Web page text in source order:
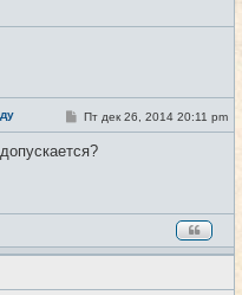
#25
С
о
б
и
Пт дек 26, 2014 20:11 pm